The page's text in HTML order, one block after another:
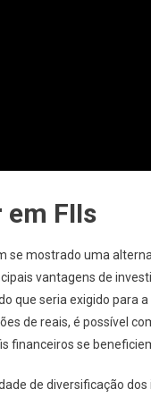
FIIs
se mostrado uma
vantagens de
que seria exigido para
de reais, é possível
financeiros se
de diversificação